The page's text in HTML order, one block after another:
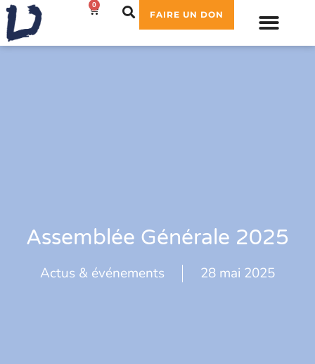
€ 0
FAIRE UN DON
Assemblée Générale 2025
Actus & événements 28 mai 2025